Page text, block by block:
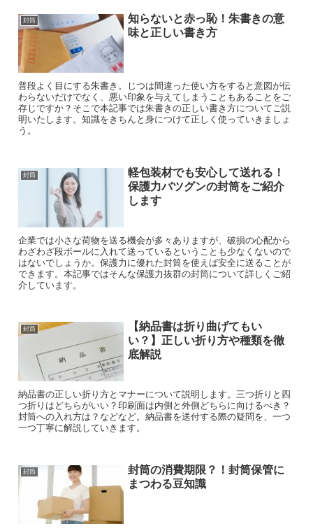
封筒
知らないと赤っ恥！朱書きの意
味と正しい書き方
普段よく目にする朱書き。じつは間違った使い方をすると意図が伝
わらないだけでなく、悪い印象を与えてしまうこともあることをご
存じですか？そこで本記事では朱書きの正しい書き方についてご説
明いたします。知識をきちんと身につけて正しく使っていきましょ
う。
封筒
軽包装材でも安心して送れる！
保護力バツグンの封筒をご紹介
します
企業では小さな荷物を送る機会が多々ありますが、破損の心配から
わざわざ段ボールに入れて送っているということも少なくないので
はないでしょうか。保護力に優れた封筒を使えば安全に送ることが
できます。本記事ではそんな保護力抜群の封筒について詳しくご紹
介しています。
封筒
【納品書は折り曲げてもい
い？】正しい折り方や種類を徹
底解説
納品書の正しい折り方とマナーについて説明します。三つ折りと四
つ折りはどちらがいい？印刷面は内側と外側どちらに向けるべき？
封筒への入れ方は？などなど。納品書を送付する際の疑問を、一つ
一つ丁寧に解説していきます。
封筒
封筒の消費期限？！封筒保管に
まつわる豆知識